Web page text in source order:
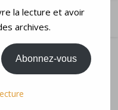
la lecture et avoir
archives.
Abonnez-vous